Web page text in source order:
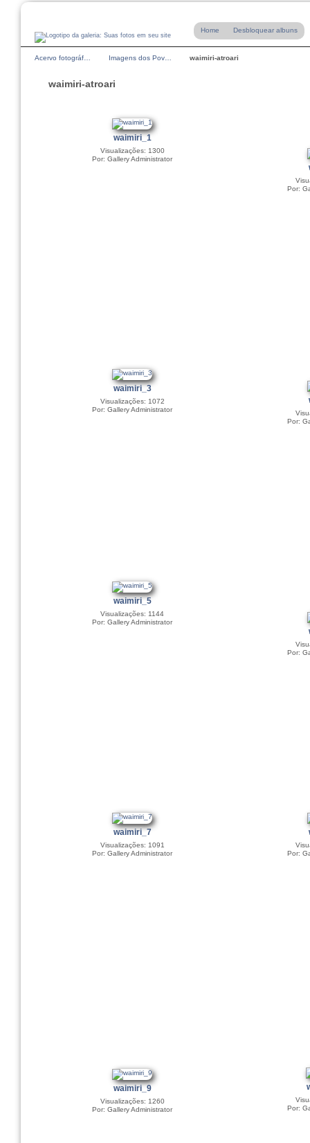
Home Desbloquear albuns
Acervo fotográf… Imagens dos Pov… waimiri-atroari
waimiri-atroari
waimiri_1
Visualizações: 1300
Por: Gallery Administrator
Por:
waimiri_3
Visualizações: 1072
Por: Gallery Administrator
Por:
waimiri_5
Visualizações: 1144
Por: Gallery Administrator
Por:
waimiri_7
Visualizações: 1091
Por: Gallery Administrator
Por:
waimiri_9
Visualizações: 1260
Por: Gallery Administrator
Por: